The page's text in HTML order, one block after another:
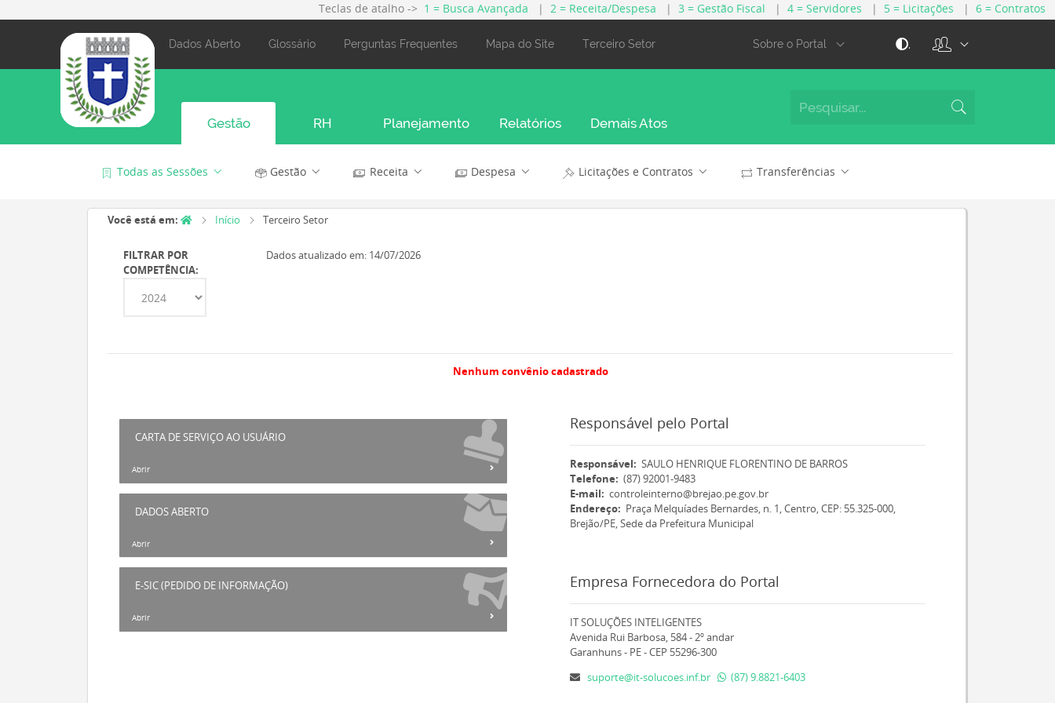
Teclas de atalho -> 1 = Busca Avançada | 2 = Receita/Despesa | 3 = Gestão Fiscal | 4 = Servidores | 5 = Licitações | 6 = Contratos
Dados Aberto Glossário Perguntas Frequentes Mapa do Site Terceiro Setor Sobre o Portal .
Gestão
Todas as Sessões Gestão Receita Despesa Licitações e Contratos Transferências
RH Planejamento Relatórios Demais Atos
Você está em: Início Terceiro Setor
FILTRAR POR
COMPETÊNCIA:
Dados atualizado em: 14/07/2026
Nenhum convênio cadastrado
CARTA DE SERVIÇO AO USUÁRIO
Abrir
DADOS ABERTO
Abrir
E-SIC (PEDIDO DE INFORMAÇÃO)
Abrir
Responsável pelo Portal
Responsável: SAULO HENRIQUE FLORENTINO DE BARROS
Telefone: (87) 92001-9483
E-mail: controleinterno@brejao.pe.gov.br
Endereço: Praça Melquíades Bernardes, n. 1, Centro, CEP: 55.325-000,
Brejão/PE, Sede da Prefeitura Municipal
Empresa Fornecedora do Portal
IT SOLUÇÕES INTELIGENTES
Avenida Rui Barbosa, 584 - 2º andar
Garanhuns - PE - CEP 55296-300
suporte@it-solucoes.inf.br
(87) 9.8821-6403